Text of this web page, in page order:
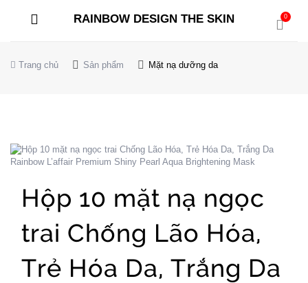
RAINBOW DESIGN THE SKIN 0
Trang chủ Sản phẩm Mặt nạ dưỡng da
Hộp 10 mặt nạ ngọc
trai Chống Lão Hóa,
Trẻ Hóa Da, Trắng Da